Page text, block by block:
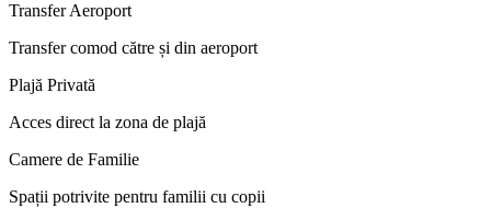
Transfer Aeroport
Transfer comod către și din aeroport
Plajă Privată
Acces direct la zona de plajă
Camere de Familie
Spații potrivite pentru familii cu copii